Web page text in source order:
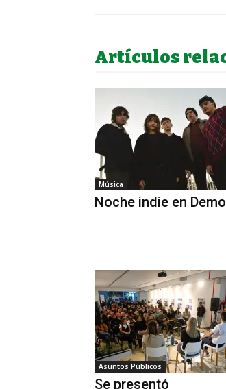
Artículos
Música
Noche indie en
Asuntos Públicos
Se presentó